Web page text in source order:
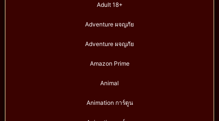
Adult 18+
Adventure ผจญภัย
Adventure ผจญภัย
Amazon Prime
Animal
Animation การ์ตูน